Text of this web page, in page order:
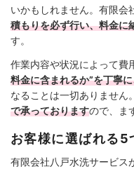
いかもしれません。有限会
積もりを必ず行い、料金に
す。
作業内容や状況によって費
料金に含まれるか”を丁寧
なることは一切ありません
で承っておりますので、ま
お客様に選ばれる5
有限会社八戸水洗サービス